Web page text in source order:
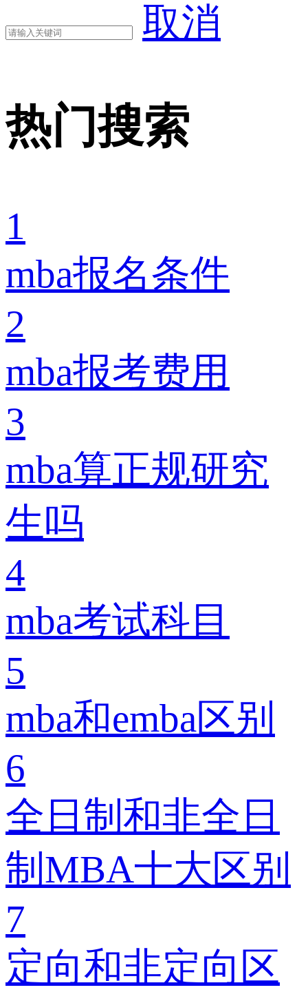
取消
热门搜索
1
mba报名条件
2
mba报考费用
3
mba算正规研究
生吗
4
mba考试科目
5
mba和emba区别
6
全日制和非全日
制MBA十大区别
7
定向和非定向区